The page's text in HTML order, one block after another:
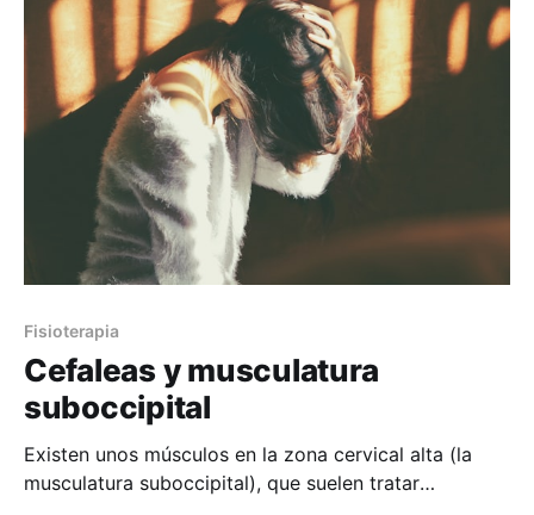
del músculo masetero durante una tarea de
coordinación
Fisioterapia
Cefaleas y musculatura
suboccipital
Existen unos músculos en la zona cervical alta (la
musculatura suboccipital), que suelen tratar